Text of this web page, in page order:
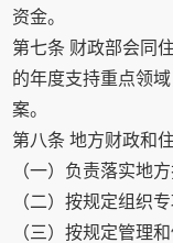
资金。
第七条 财政部会同
的年度支持重点领
案。
第八条 地方财政和
（一）负责落实地
（二）按规定组织
（三）按规定管理